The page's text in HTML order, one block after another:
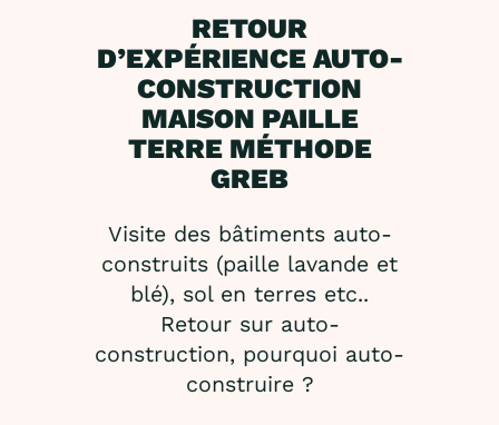
RETOUR
D’EXPÉRIENCE AUTO-
CONSTRUCTION
MAISON PAILLE
TERRE MÉTHODE
GREB
Visite des bâtiments auto-
construits (paille lavande et
blé), sol en terres etc..
Retour sur auto-
construction, pourquoi auto-
construire ?